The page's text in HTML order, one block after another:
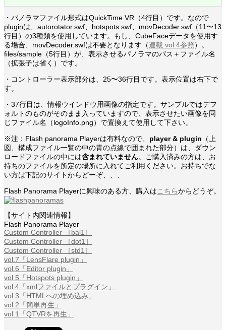
・パノラマファイル形式はQuickTime VR（4行目）です。なので
pluginは、autorotator.swf、hotspots.swf、movDecoder.swf（11〜13
行目）の3種類を使用しています。もし、CubeFaceデータを使用す
る場合、movDecoder.swfは不要となります（連載 vol.4参照）。
files/sample（5行目）が、表示させるパノラマのパス＋ファイル名
（拡張子は省く）です。
・コントローラー表示部分は、25〜36行目です。表示位置は右下で
す。
・37行目は、情報ウインドウ用画像の指定です。サンプルではデフ
ォルトのものがそのまま入っていますので、表示させたい画像を同
じファイル名（logoInfo.png）で置換えて使用して下さい。
※注：Flash panorama Playerは有料なので、 player & plugin （上
図、構成ファイル一覧の中の青の点線で囲まれた部分）は、ダウン
ロードファイルの中には含まれていません。ご購入済みの方は、お
持ちのファイルを所定の場所に入れてご利用ください。お持ちでな
い方は下記のサイトからどーぞ、、、
Flash Panorama Playerに興味のある方、購入はこちらからどうぞ。
【サイト内関連情報】
Flash Panorama Player
Custom Controller ［bal1］
Custom Controller ［dot1］
Custom Controller ［std1］
vol.7「LensFlare plugin」
vol.6「Editor plugin」
vol.5「Hotspots plugin」
vol.4「xmlファイルとプラグイン」
vol.3「HTMLへの埋め込み」
vol.2「簡単再生」
vol.1「QTVRを再生」